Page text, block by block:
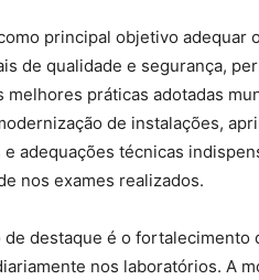
principal objetivo adequar
de qualidade e segurança,
melhores práticas adotadas
de instalações,
adequações técnicas
nos exames realizados.
de destaque é o
nos laboratórios. A